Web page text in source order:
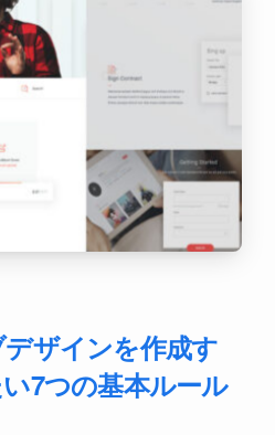
ザインを作成す
7つの基本ルール